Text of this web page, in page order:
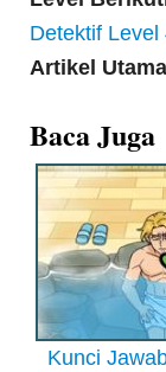
Detektif Level
Artikel
Baca Juga
Kunci